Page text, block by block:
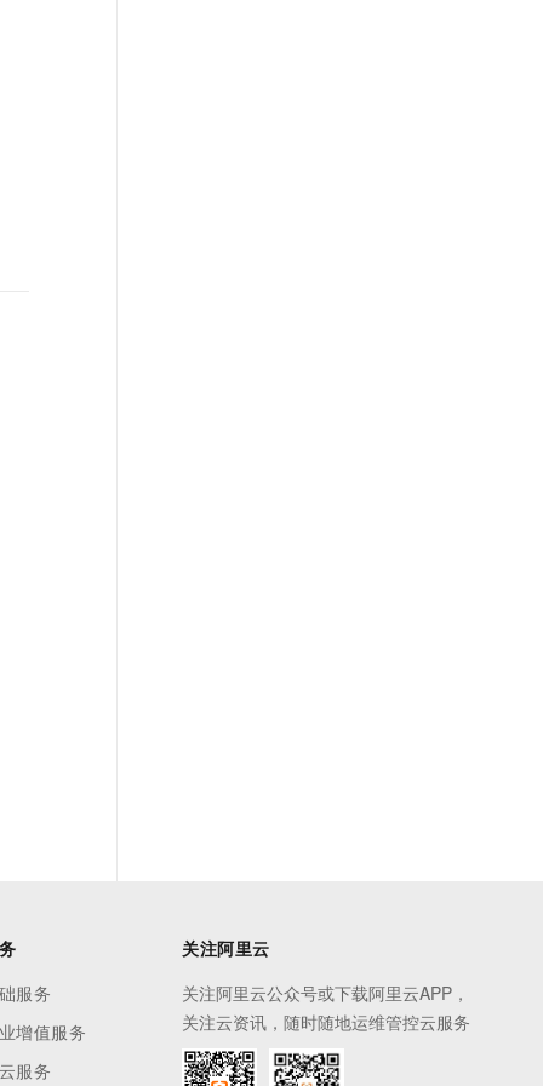
服务
增值服务
服务
关注阿里云
关注阿里云公众号或下载阿里云APP，
关注云资讯，随时随地运维管控云服务